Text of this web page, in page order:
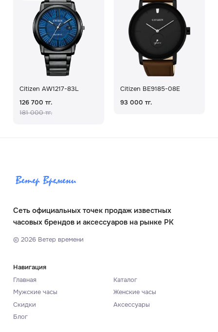
Citizen AW1217-83L
126 700 тг.
181 000 тг.
Citizen BE9185-08E
93 000 тг.
Сеть официальных точек продаж известных
часовых брендов и аксессуаров на рынке РК
© 2026Ветер времени
Навигация
Главная
Каталог
Мужские часы
Женские часы
Скидки
Аксессуары
Блог